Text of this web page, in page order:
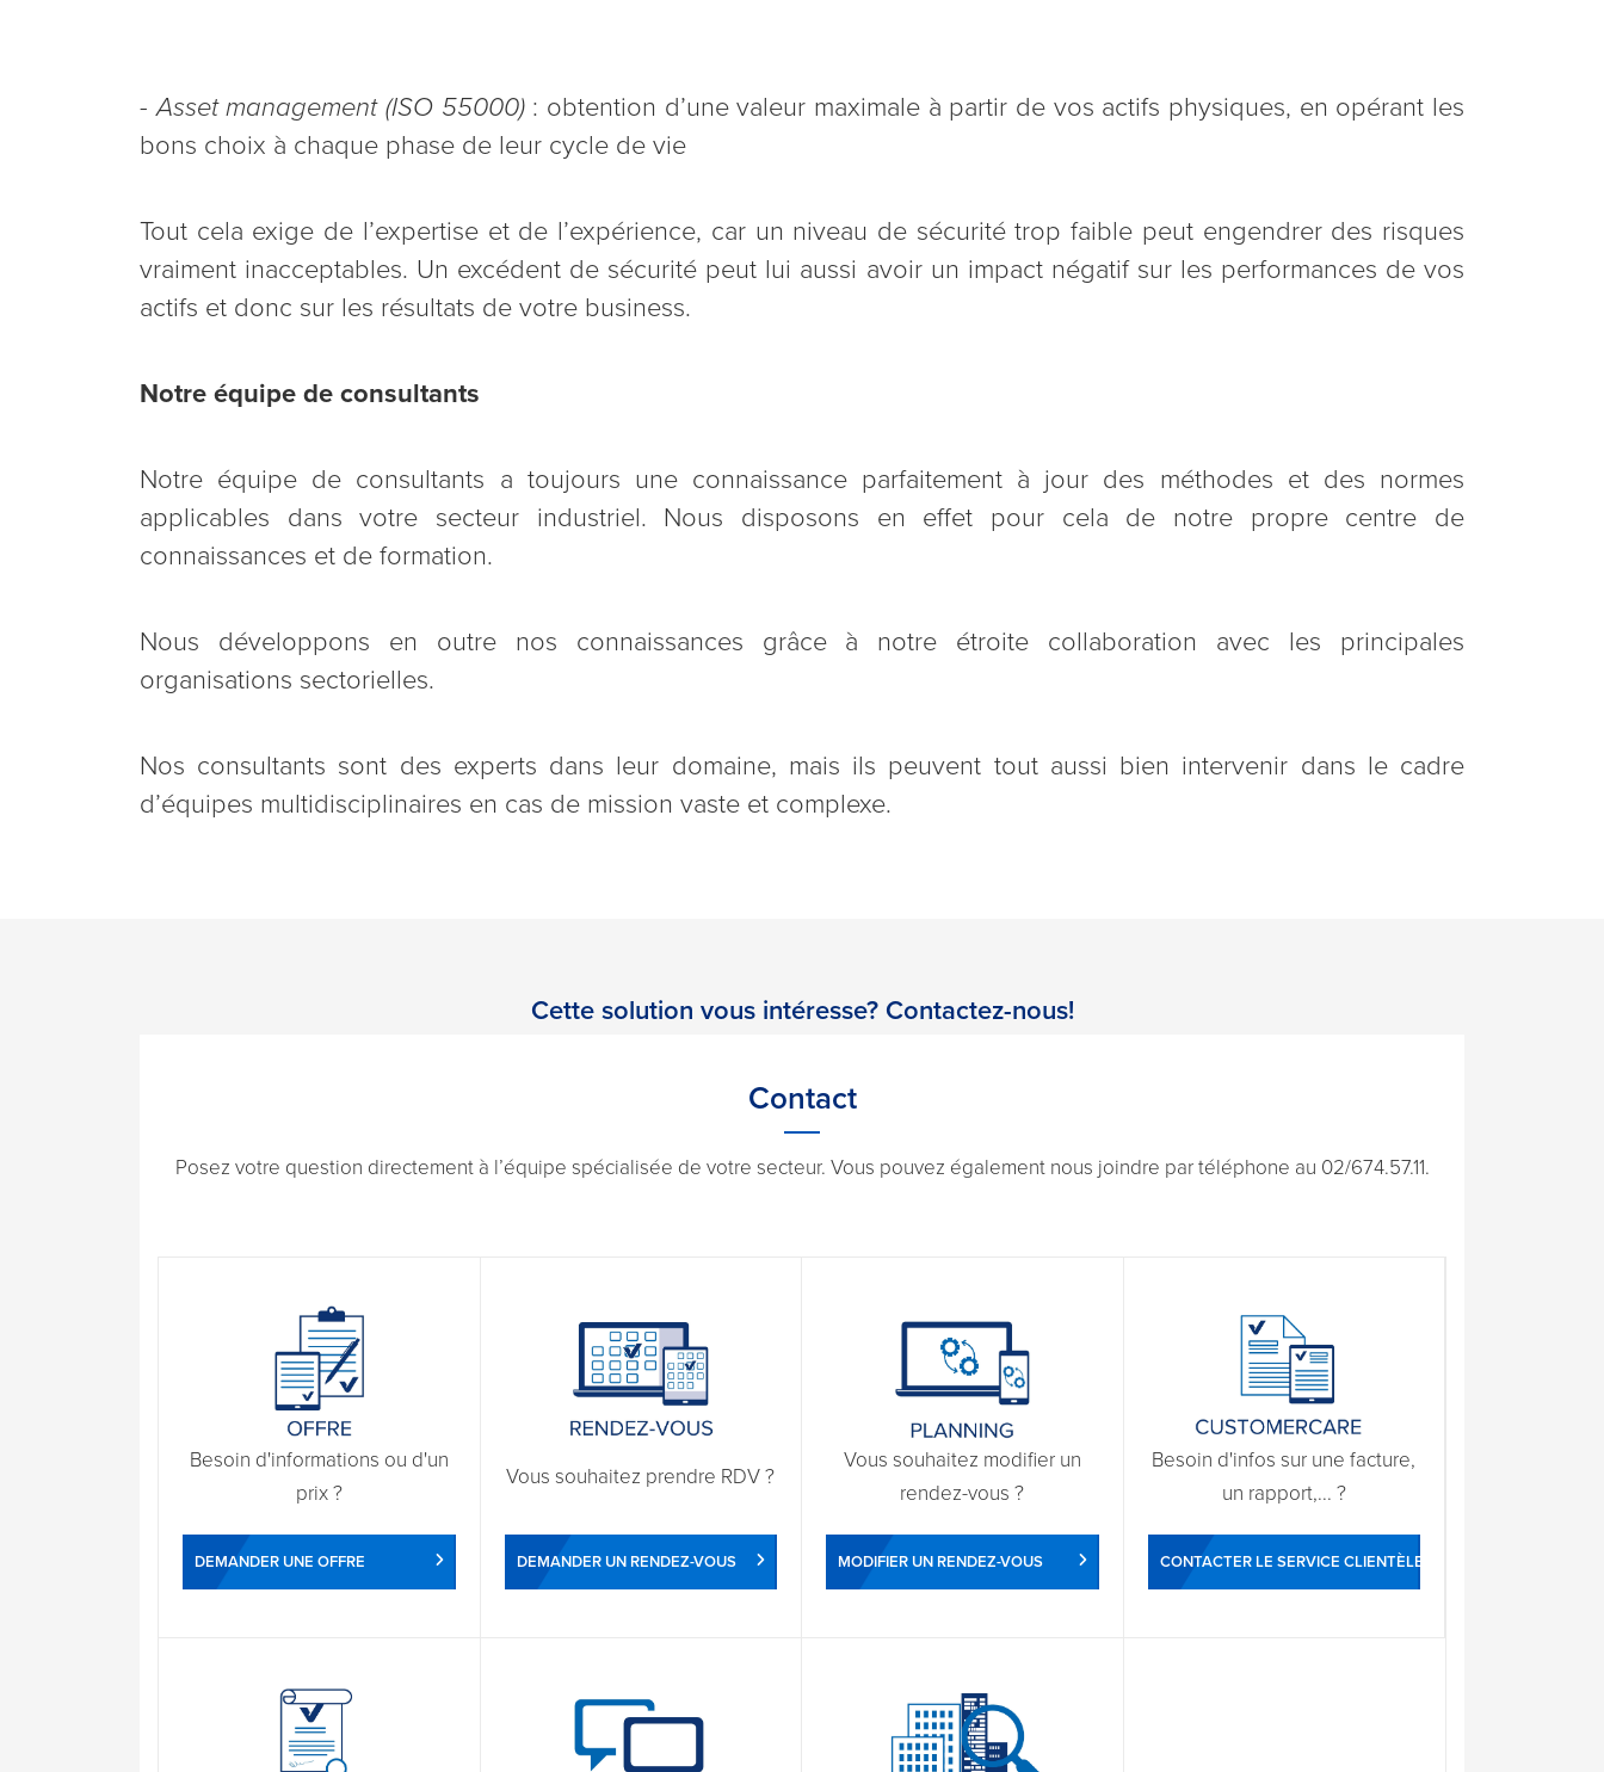
- Asset management (ISO 55000) : obtention d’une valeur maximale à partir de vos actifs physiques, en opérant les
bons choix à chaque phase de leur cycle de vie
Tout cela exige de l’expertise et de l’expérience, car un niveau de sécurité trop faible peut engendrer des risques
vraiment inacceptables. Un excédent de sécurité peut lui aussi avoir un impact négatif sur les performances de vos
actifs et donc sur les résultats de votre business.
Notre équipe de consultants
Notre équipe de consultants a toujours une connaissance parfaitement à jour des méthodes et des normes
applicables dans votre secteur industriel. Nous disposons en effet pour cela de notre propre centre de
connaissances et de formation.
Nous développons en outre nos connaissances grâce à notre étroite collaboration avec les principales
organisations sectorielles.
Nos consultants sont des experts dans leur domaine, mais ils peuvent tout aussi bien intervenir dans le cadre
d’équipes multidisciplinaires en cas de mission vaste et complexe.
Cette solution vous intéresse? Contactez-nous!
Contact
Posez votre question directement à l’équipe spécialisée de votre secteur. Vous pouvez également nous joindre par téléphone au 02/674.57.11.
Besoin d'informations ou d'un
prix ?
DEMANDER UNE OFFRE
Vous souhaitez prendre RDV ?
DEMANDER UN RENDEZ-VOUS
Vous souhaitez modifier un
rendez-vous ?
MODIFIER UN RENDEZ-VOUS
Besoin d'infos sur une facture,
un rapport,... ?
CONTACTER LE SERVICE CLIENTÈLE